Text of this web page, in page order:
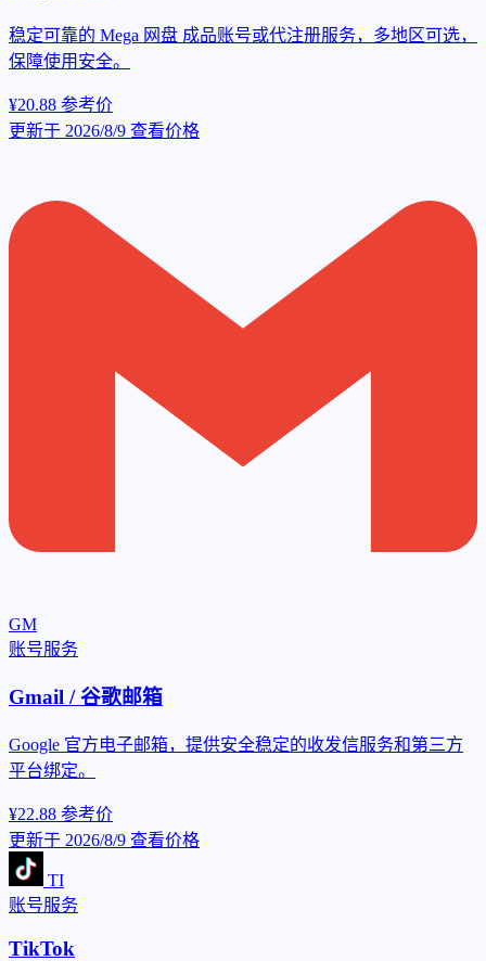
稳定可靠的 Mega 网盘 成品账号或代注册服务，多地区可选，
保障使用安全。
¥20.88 参考价
更新于 2026/8/9 查看价格
GM
账号服务
Gmail / 谷歌邮箱
Google 官方电子邮箱，提供安全稳定的收发信服务和第三方
平台绑定。
¥22.88 参考价
更新于 2026/8/9 查看价格
TI
账号服务
TikTok